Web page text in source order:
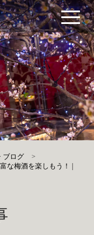
ブログ
>
な梅酒を楽しもう！ |